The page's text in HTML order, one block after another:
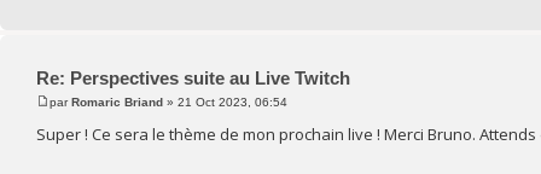
Re: Perspectives suite au Live Twitch
parRomaric Briand » 21 Oct 2023, 06:54
Super ! Ce sera le thème de mon prochain live ! Merci Bruno.